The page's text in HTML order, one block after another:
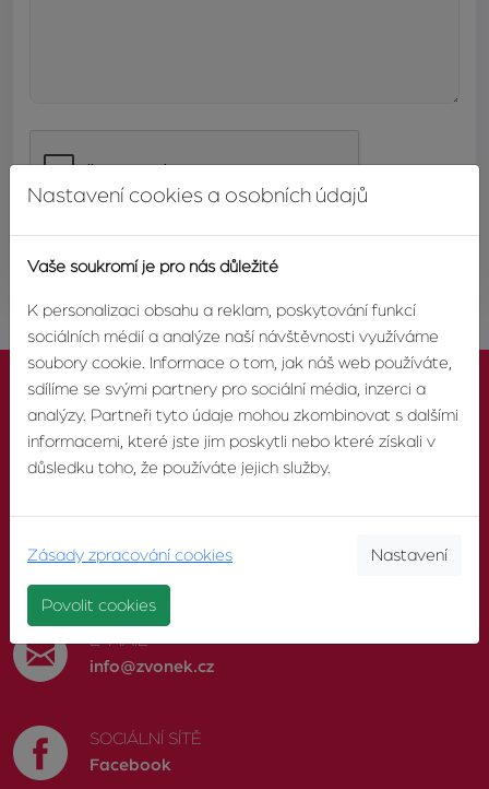
ODESLAT
KONTAKTUJTE NÁS
603 246 680
E-MAIL
info@zvonek.cz
SOCIÁLNÍ SÍTĚ
Facebook
Nastavení cookies a osobních údajů
Vaše soukromí je pro nás důležité
K personalizaci obsahu a reklam, poskytování funkcí
sociálních médií a analýze naší návštěvnosti využíváme
soubory cookie. Informace o tom, jak náš web používáte,
sdílíme se svými partnery pro sociální média, inzerci a
analýzy. Partneři tyto údaje mohou zkombinovat s dalšími
informacemi, které jste jim poskytli nebo které získali v
důsledku toho, že používáte jejich služby.
Zásady zpracování cookies Nastavení
Povolit cookies